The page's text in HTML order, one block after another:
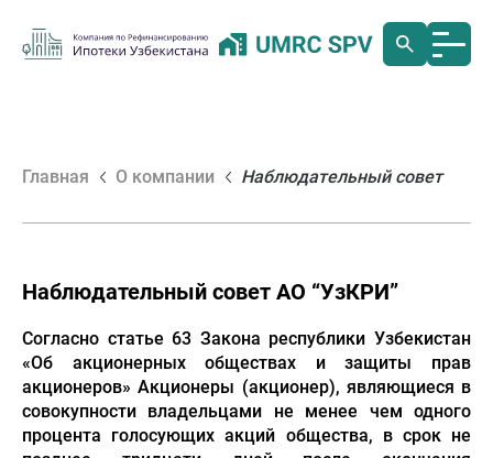
Главная О компании Наблюдательный совет
Наблюдательный совет АО “УзКРИ”
Согласно статье 63 Закона республики Узбекистан
«Об акционерных обществах и защиты прав
акционеров» Акционеры (акционер), являющиеся в
совокупности владельцами не менее чем одного
процента голосующих акций общества, в срок не